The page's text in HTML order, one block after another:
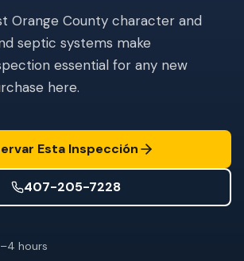
SEGURO
Anual
Orange County character and
septic systems make
essential for any new
here.
Esta Inspección
407-205-7228
hours